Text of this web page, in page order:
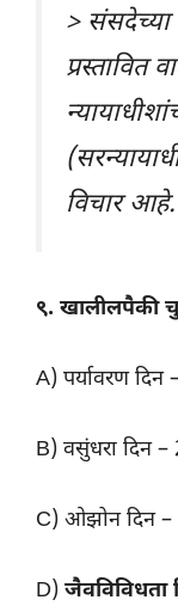
> संसदेच्या
प्रस्तावित
विचार आहे.
९. खालीलपैकी
A) पर्यावरण
B) वसुंधरा दिन –
C) ओझोन दिन –
D) जैवविविधता